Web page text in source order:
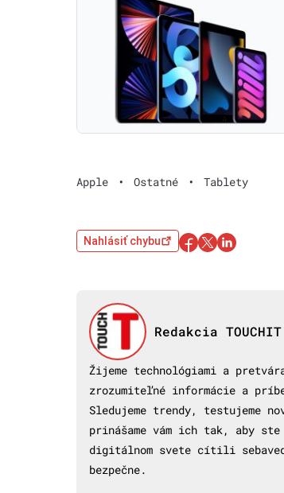
Apple • Ostatné • Tablety
Nahlásiť chybu
Redakcia TOUCHIT
Žijeme technológiami a
zrozumiteľné informácie a
Sledujeme trendy, testujeme
prinášame vám ich tak, aby
digitálnom svete cítili
bezpečne.